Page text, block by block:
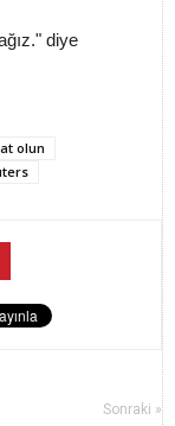
diye
olun
Sonraki »